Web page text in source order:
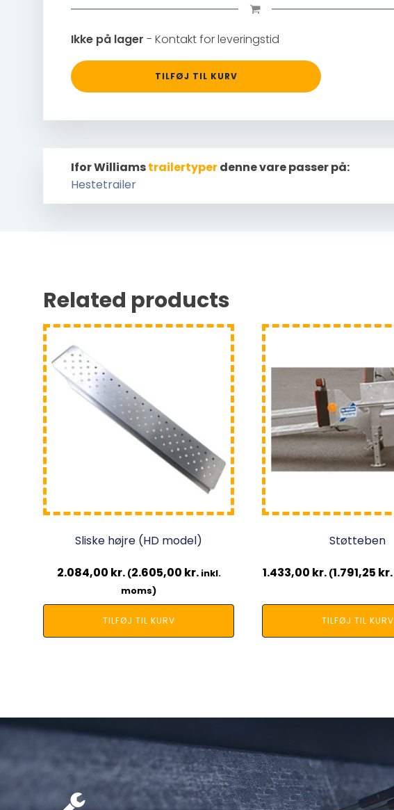
Ikke på lager - Kontakt for leveringstid
TILFØJ TIL KURV
Ifor Williamstrailertyperdenne vare passer på:
Hestetrailer
Related products
Sliske højre (HD model)
2.084,00 kr. (2.605,00 kr.inkl.
moms)
TILFØJ TIL KURV
Støtteben
1.433,00 kr. (1.791,25 kr.
TILFØJ TIL KURV